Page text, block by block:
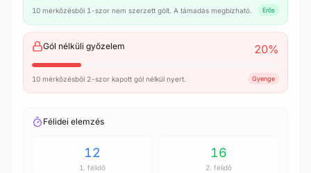
10 mérkőzésből 1-szor nem szerzett gólt. A támadás megbízható. Erős
Gól nélküli győzelem 20%
10 mérkőzésből 2-szor kapott gól nélkül nyert. Gyenge
Félidei elemzés
12
1. félidő
16
2. félidő